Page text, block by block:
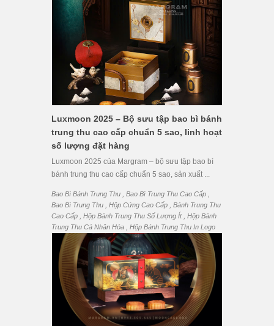
Luxmoon 2025 – Bộ sưu tập bao bì bánh
trung thu cao cấp chuẩn 5 sao, linh hoạt
số lượng đặt hàng
Luxmoon 2025 của Margram – bộ sưu tập bao bì
bánh trung thu cao cấp chuẩn 5 sao, sản xuất ...
Bao Bì Bánh Trung Thu , Bao Bì Trung Thu Cao Cấp ,
Bao Bì Trung Thu , Hộp Cứng Cao Cấp , Bánh Trung Thu
Cao Cấp , Hộp Bánh Trung Thu Số Lượng Ít, Hộp Bánh
Trung Thu Cá Nhân Hóa , Hộp Bánh Trung Thu In Logo